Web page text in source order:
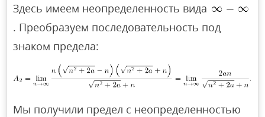
Здесь имеем неопределенность вида
. Преобразуем последовательность под
знаком предела:
Мы получили предел с неопределенностью